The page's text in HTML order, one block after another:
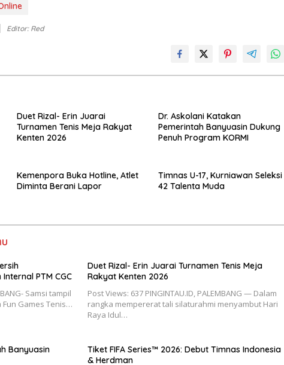
Editor: Red
Duet Rizal- Erin Juarai
Turnamen Tenis Meja Rakyat
Kenten 2026
Dr. Askolani Katakan
Pemerintah Banyuasin Dukung
Penuh Program KORMI
Kemenpora Buka Hotline, Atlet
Diminta Berani Lapor
Timnas U-17, Kurniawan Seleksi
42 Talenta Muda
PTM CGC
Samsi tampil
Games Tenis…
Duet Rizal- Erin Juarai Turnamen Tenis Meja
Rakyat Kenten 2026
Post Views: 637 PINGINTAU.ID, PALEMBANG — Dalam
rangka mempererat tali silaturahmi menyambut Hari
Raya Idul…
Banyuasin
Tiket FIFA Series™ 2026: Debut Timnas Indonesia
& Herdman